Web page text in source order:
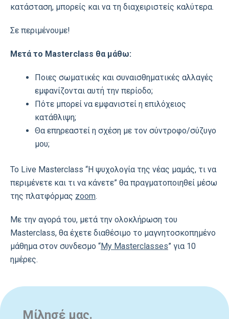
κατάσταση, μπορείς και να τη διαχειριστείς καλύτερα.
Σε περιμένουμε!
Μετά το Μasterclass θα μάθω:
Ποιες σωματικές και συναισθηματικές αλλαγές
εμφανίζονται αυτή την περίοδο;
Πότε μπορεί να εμφανιστεί η επιλόχειος
κατάθλιψη;
Θα επηρεαστεί η σχέση με τον σύντροφο/σύζυγο
μου;
Το Live Masterclass “Η ψυχολογία της νέας μαμάς, τι να
περιμένετε και τι να κάνετε” θα πραγματοποιηθεί μέσω
της πλατφόρμας zoom.
Με την αγορά του, μετά την ολοκλήρωση του
Masterclass, θα έχετε διαθέσιμο το μαγνητοσκοπημένο
μάθημα στον συνδεσμο “My Masterclasses” για 10
ημέρες.
Μίλησέ μας.